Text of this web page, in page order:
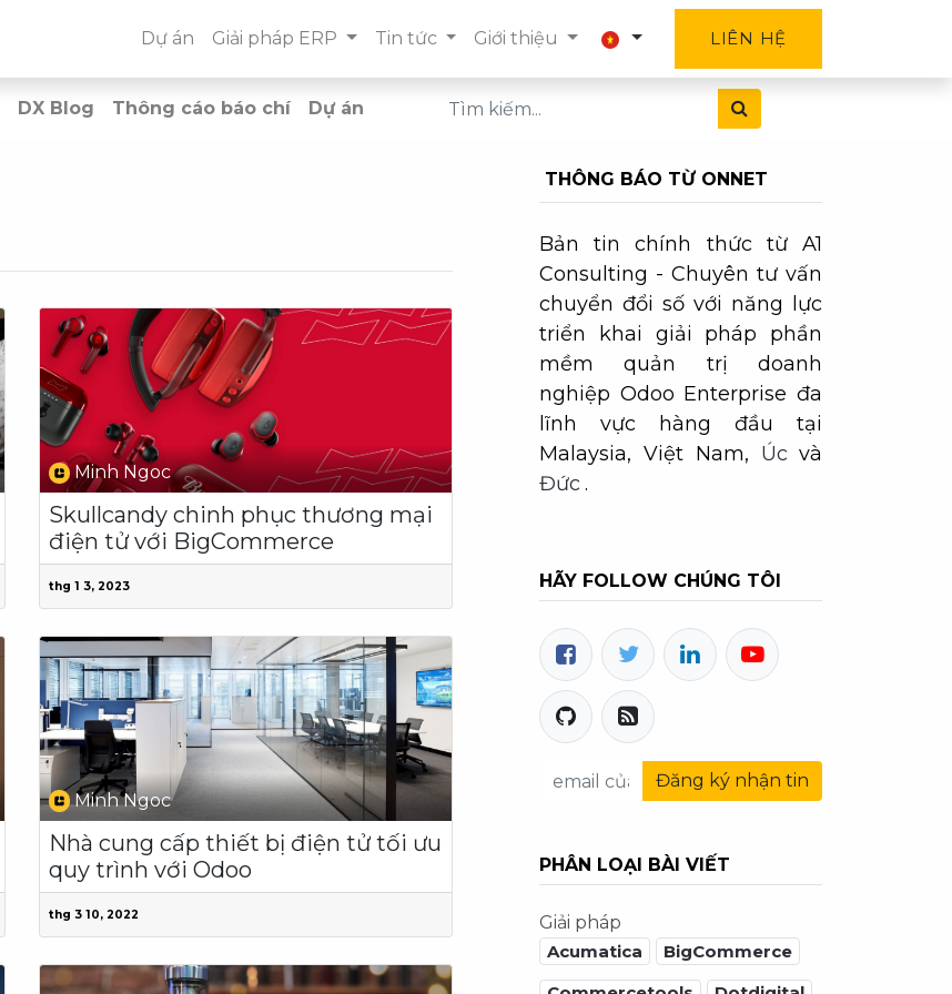
Dự án Giải pháp ERP Tin tức Giới thiệu LIÊN HỆ
DX Blog Thông cáo báo chí Dự án
Minh Ngoc
Skullcandy chinh phục thương mại
điện tử với BigCommerce
thg 1 3, 2023
Minh Ngoc
Nhà cung cấp thiết bị điện tử tối ưu
quy trình với Odoo
thg 3 10, 2022
THÔNG BÁO TỪ ONNET
Bản tin chính thức từ A1
Consulting - Chuyên tư vấn
chuyển đổi số với năng lực
triển khai giải pháp phần
mềm quản trị doanh
nghiệp Odoo Enterprise đa
lĩnh vực hàng đầu tại
Malaysia, Việt Nam, Úc và
Đức .
HÃY FOLLOW CHÚNG TÔI
Đăng ký nhận tin
PHÂN LOẠI BÀI VIẾT
Giải pháp
Acumatica
BigCommerce